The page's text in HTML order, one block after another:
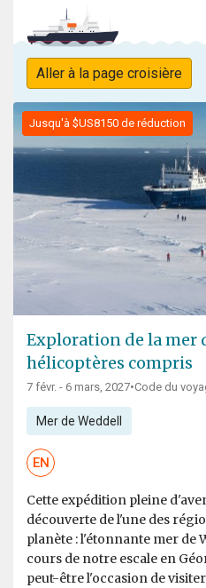
Aller à la page croisière
Jusqu'à $US8150 de réduction
Exploration de la mer
hélicoptères compris
7 févr. - 6 mars, 2027•Code du
Mer de Weddell
EN
Cette expédition pleine
découverte de l'une des
planète : l'étonnante mer de
cours de notre escale en
peut-être l'occasion de